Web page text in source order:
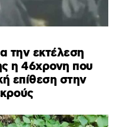
την εκτέλεση
η 46χρονη που
επίθεση στην